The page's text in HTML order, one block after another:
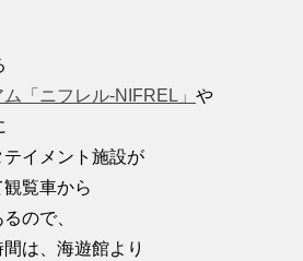
「ニフレル-NIFREL」 や
イメント施設が
覧車から
ので、
間は、海遊館より